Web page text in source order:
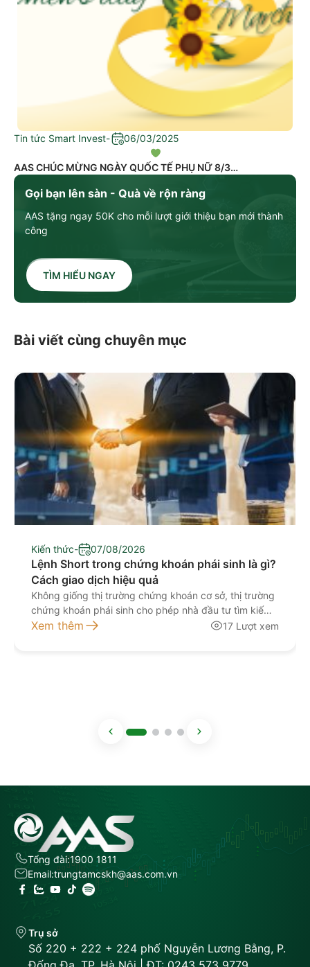
Gọi bạn lên sàn - Quà về rộn ràng
AAS tặng ngay 50K cho mỗi lượt giới thiệu bạn mới thành
công
TÌM HIỂU NGAY
Tin tức Smart Invest- 06/03/2025
AAS CHÚC MỪNG NGÀY QUỐC TẾ PHỤ NỮ 8/3
Bài viết cùng chuyên mục
Kiến thức- 07/08/2026
Lệnh Short trong chứng khoán phái sinh là gì?
Cách giao dịch hiệu quả
Không giống thị trường chứng khoán cơ sở, thị trường
chứng khoán phái sinh cho phép nhà đầu tư tìm kiếm
lợi nhuận ngay cả khi thị trường đi xuống. Đây là lý do
Xem thêm 17 Lượt xem
Tổng đài:1900 1811
Email:trungtamcskh@aas.com.vn
Trụ sở
Số 220 + 222 + 224 phố Nguyễn Lương Bằng, P.